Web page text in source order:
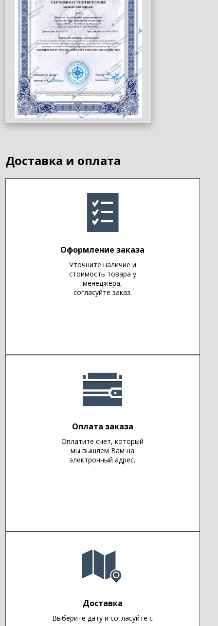
Доставка и оплата
Оформление заказа
Уточните наличие и
стоимость товара у
менеджера,
согласуйте заказ.
Оплата заказа
Оплатите счет, который
мы вышлем Вам на
электронный адрес.
Доставка
Выберите дату и согласуйте с